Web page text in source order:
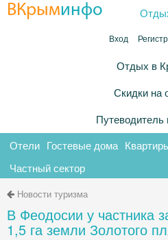
ВКрыминфо
Вход
Отдых в
Скидки на
Отели Гостевые дома
Частный сектор
Новости туризма
В Феодосии у частника
1,5 га земли Золотого